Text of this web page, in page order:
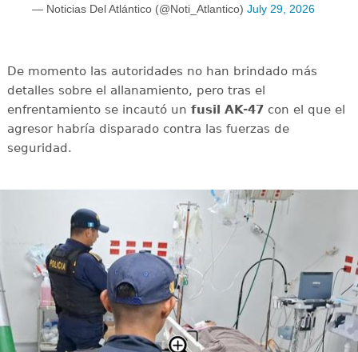
— Noticias Del Atlántico (@Noti_Atlantico) July 29, 2026
De momento las autoridades no han brindado más
detalles sobre el allanamiento, pero tras el
enfrentamiento se incautó un fusil AK-47con el que el
agresor habría disparado contra las fuerzas de
seguridad.